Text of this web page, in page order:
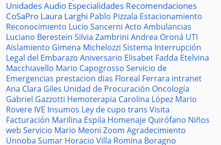
UnidadesAudio Especialidades Recomendaciones
CoSaPro Laura Larghi Pablo Pizzala Estacionamiento
Reconocimiento Lucio Sancerni Acto Ambulancias
Luciano Berestein Silvia Zambrini Andrea Oroná UTI
Aislamiento Gimena Michelozzi Sistema Interrupción
Legal del Embarazo Aniversario Elisabet Fadda Etelvina
Macchiavello Mario Capogrosso Servicio de
Emergencias prestacion dias Floreal Ferrara intranet
Ana Clara Giles Unidad de Procuración Oncología
Gabriel Gazzotti Hemoterapia Carolina López Mario
Rovere IVE Insumos Ley de cupo trans Visita
Facturación Marilina Espila Homenaje Quirófano Niños
web Servicio Mario Meoni Zoom Agradecimiento
Unnoba Sumar Horacio Villa Romina Boragno